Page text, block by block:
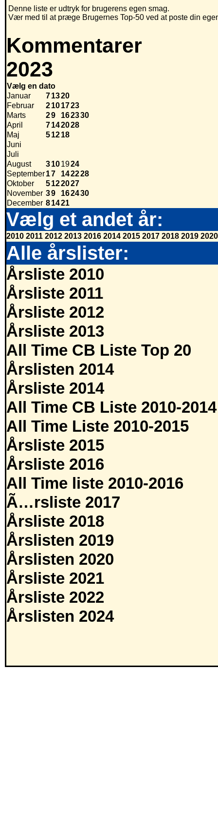
Denne liste er udtryk for brugerens egen smag.
Vær med til at præge Brugernes Top-50 ved at poste din
Kommentarer
2023
Vælg en dato
Januar
71320
Februar
2101723
Marts
29 162330
April
7142028
Maj
51218
Juni
Juli
August
3101924
September17 142228
Oktober
5122027
November 39 162430
December 81421
Vælg et andet år:
2010 2011 2012 2013 2016 2014 2015 2017 2018 2019 2020
Alle årslister:
Årsliste 2010
Årsliste 2011
Årsliste 2012
Årsliste 2013
All Time CB Liste Top 20
Årslisten 2014
Årsliste 2014
All Time CB Liste 2010-2014
All Time Liste 2010-2015
Årsliste 2015
Årsliste 2016
All Time liste 2010-2016
Ã…rsliste 2017
Årsliste 2018
Årslisten 2019
Årslisten 2020
Årsliste 2021
Årsliste 2022
Årslisten 2024